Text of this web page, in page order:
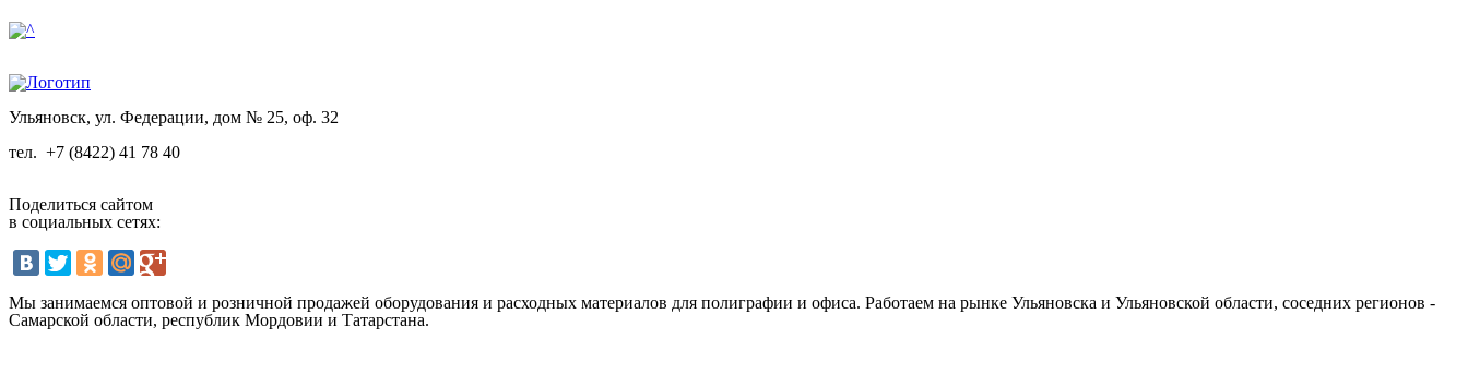
Ульяновск, ул. Федерации, дом № 25, оф. 32
тел. +7 (8422) 41 78 40
Поделиться сайтом
в социальных сетях:
Мы занимаемся оптовой и розничной продажей оборудования и расходных материалов для полиграфии и офиса. Работаем на рынке Ульяновска и Ульяновской области, соседних регионов -
Самарской области, республик Мордовии и Татарстана.